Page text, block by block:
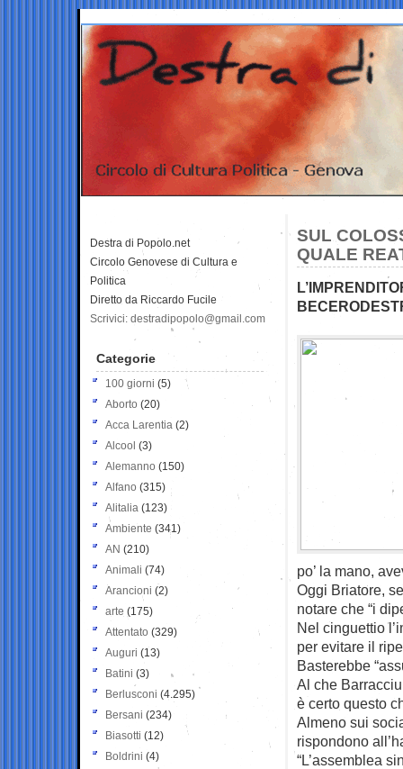
SUL
QUALE
po’ la mano,
Oggi Briatore,
notare che “i
Nel cinguettio
per evitare il
Basterebbe
Al che
è certo questo
Almeno sui
rispondono
“L’assemblea
Destra di Popolo.net
Circolo Genovese di Cultura e
Politica
Diretto da Riccardo Fucile
Scrivici: destradipopolo@gmail.com
Categorie
100 giorni (5)
Aborto (20)
Acca Larentia (2)
Alcool (3)
Alemanno (150)
Alfano (315)
Alitalia (123)
Ambiente (341)
AN (210)
Animali (74)
Arancioni (2)
arte (175)
Attentato (329)
Auguri (13)
Batini (3)
Berlusconi (4.295)
Bersani (234)
Biasotti (12)
Boldrini (4)